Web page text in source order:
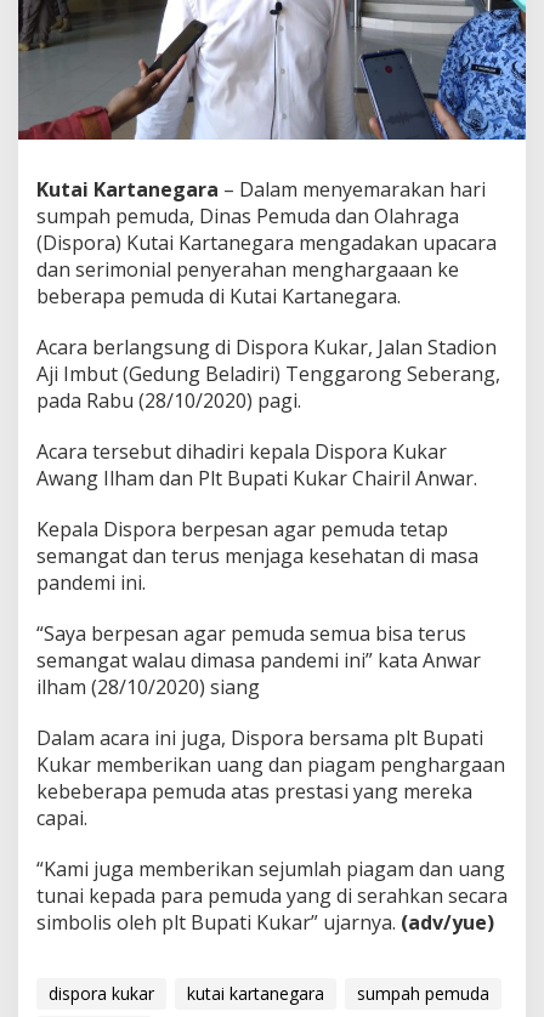
Kutai Kartanegara – Dalam menyemarakan hari
sumpah pemuda, Dinas Pemuda dan Olahraga
(Dispora) Kutai Kartanegara mengadakan upacara
dan serimonial penyerahan menghargaaan ke
beberapa pemuda di Kutai Kartanegara.
Acara berlangsung di Dispora Kukar, Jalan Stadion
Aji Imbut (Gedung Beladiri) Tenggarong Seberang,
pada Rabu (28/10/2020) pagi.
Acara tersebut dihadiri kepala Dispora Kukar
Awang Ilham dan Plt Bupati Kukar Chairil Anwar.
Kepala Dispora berpesan agar pemuda tetap
semangat dan terus menjaga kesehatan di masa
pandemi ini.
“Saya berpesan agar pemuda semua bisa terus
semangat walau dimasa pandemi ini” kata Anwar
ilham (28/10/2020) siang
Dalam acara ini juga, Dispora bersama plt Bupati
Kukar memberikan uang dan piagam penghargaan
kebeberapa pemuda atas prestasi yang mereka
capai.
“Kami juga memberikan sejumlah piagam dan uang
tunai kepada para pemuda yang di serahkan secara
simbolis oleh plt Bupati Kukar” ujarnya. (adv/yue)
dispora kukar kutai kartanegara
sumpah pemuda